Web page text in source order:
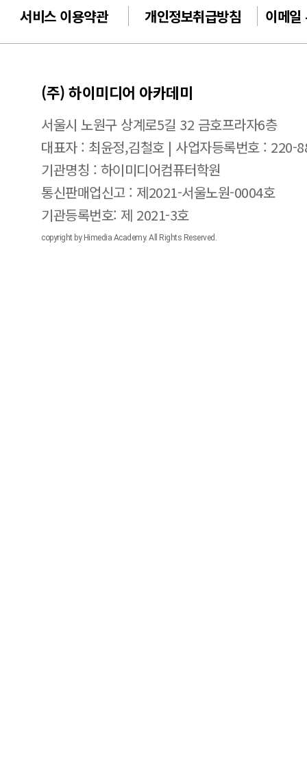
서비스 이용약관 개인정보취급방침 이메일
(주) 하이미디어 아카데미
서울시 노원구 상계로5길 32 금호프라자6층
대표자 : 최윤정,김철호 | 사업자등록번호 : 220-
기관명칭 : 하이미디어컴퓨터학원
통신판매업신고 : 제2021-서울노원-0004호
기관등록번호: 제 2021-3호
copyright by Himedia Academy. All Rights Reserved.